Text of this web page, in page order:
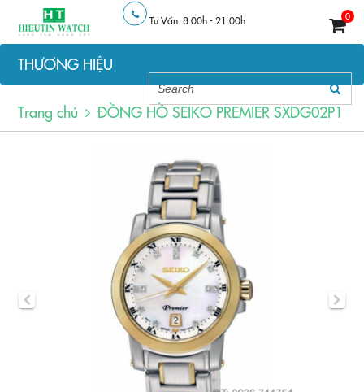
Tư Vấn: 8:00h - 21:00h 0
THƯƠNG HIỆU
Trang chủ ĐỒNG HỒ SEIKO PREMIER SXDG02P1